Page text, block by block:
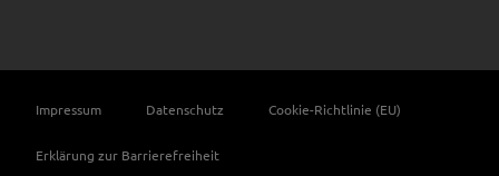
Impressum Datenschutz Cookie-Richtlinie (EU)
Erklärung zur Barrierefreiheit